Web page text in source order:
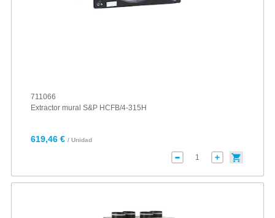
711066
Extractor mural S&P HCFB/4-315H
619,46 € / Unidad